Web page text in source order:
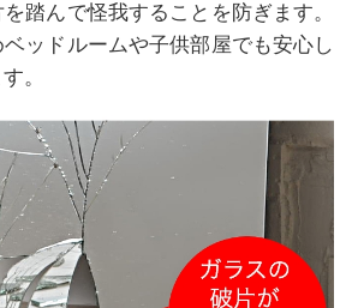
踏んで怪我することを防ぎます。
ッドルームや子供部屋でも安心し
。